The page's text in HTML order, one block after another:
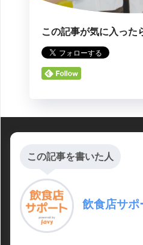
この記事が気に入った
この記事を書いた人
飲食店サポ